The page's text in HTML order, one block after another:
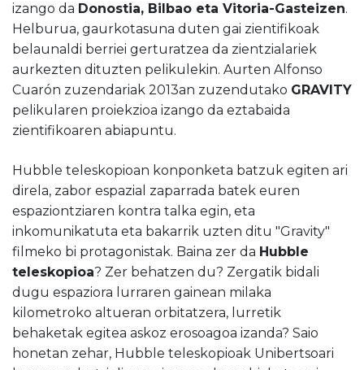
izango da Donostia, Bilbao eta Vitoria-Gasteizen.
Helburua, gaurkotasuna duten gai zientifikoak
belaunaldi berriei gerturatzea da zientzialariek
aurkezten dituzten pelikulekin. Aurten Alfonso
Cuarón zuzendariak 2013an zuzendutako GRAVITY
pelikularen proiekzioa izango da eztabaida
zientifikoaren abiapuntu.
Hubble teleskopioan konponketa batzuk egiten ari
direla, zabor espazial zaparrada batek euren
espaziontziaren kontra talka egin, eta
inkomunikatuta eta bakarrik uzten ditu "Gravity"
filmeko bi protagonistak. Baina zer da Hubble
teleskopioa? Zer behatzen du? Zergatik bidali
dugu espaziora lurraren gainean milaka
kilometroko altueran orbitatzera, lurretik
behaketak egitea askoz erosoagoa izanda? Saio
honetan zehar, Hubble teleskopioak Unibertsoari